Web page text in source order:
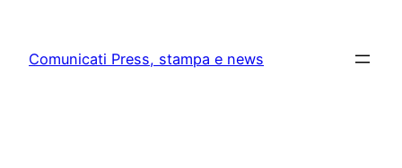
content
Comunicati Press, stampa e news